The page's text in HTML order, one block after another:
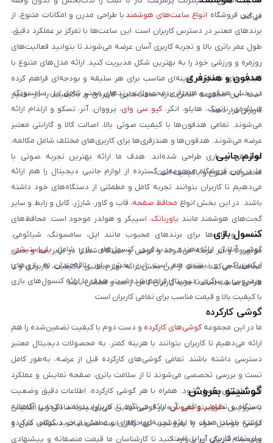
می‌کند.
در این فروشگاه انواع ساعت‌های هوشمند با طراحی مدرن و امکانات متنوع، از
برندهای معتبر در دسترس کاربران است. این ساعت‌ها با تمرکز بر عملکرد دقیق،
طول عمر باتری بالا و تجربه کاربری آسان عرضه می‌شوند تا بتوانید فعالیت‌های
روزمره و ورزشی خود را به بهترین شکل مدیریت کنید. ارائه مدل‌های متنوع با
قابلیت‌های متفاوت، گزینه‌ای مناسب برای هر سلیقه و بودجه‌ای فراهم کرده
است. این مجموعه تلاش دارد ساعت‌هایی کاربردی و باکیفیت را در اختیار
کاربران قرار دهد.
هدفون و هندزفری
در بخش هدفون و هندزفری، محصولات برندهای معتبر شامل اپل، سامسونگ،
شیائومی، ناتینگ، هایلو، انکر، کیو سی وای، پرووان، آنر، تسکو و ارلدام ارائه
می‌شوند. تمامی هدفون‌ها با کیفیت صوتی بالا، اصالت کالا و گارانتی معتبر
عرضه می‌شوند. هدفون‌ها و هندزفری‌ها برای کاربری‌های مختلف شامل مکالمه،
موسیقی و بازی طراحی شده‌اند. هدف ما ارائه بهترین تجربه صوتی با
محصولات متنوع و باکیفیت است.
لوازم جانبی
ما در این فروشگاه مجموعه‌ای گسترده از لوازم جانبی دیجیتال را هم ارائه
می‌دهیم تا کاربران بتوانند تجربه کامل و مطمئنی از دستگاه‌های خود داشته
باشند. در این بخش انواع محافظ صفحه، قاب و کاور، شارژر، کابل و رابط و سایر
گجت‌های هوشمند مانند پاوربانک، اسپیکر و هولدر موجود است. محافظ‌های
صفحه و قاب‌ها برای برندهای محبوب مانند اپل، سامسونگ، شیائومی،
موتورولا و آنر عرضه می‌شوند و گوشی و دستگاه شما را در برابر خط و خش
محافظت می‌کنند. هدف از این بخش ارائه لوازم جانبی باکیفیت، کاربردی و با
طراحی مناسب است تا خرید کاربران کامل، راحت و مطمئن باشد.
کنسول بازی
گوشی آنلاین ارائه‌دهنده جدیدترین کنسول‌های بازی شامل پلی‌استیشن،
ایکس‌باکس و نینتندو هم است. این بخش برای علاقه‌مندان به بازی‌های
ویدیویی و سرگرمی دیجیتال فراهم شده است. هدف ما ارائه کنسول‌های بازی
با کیفیت بالا و قیمت مناسب برای تمامی کاربران است.
گوشی کارکرده
ما در این مجموعه گوشی‌های کارکرده و دست دوم با کیفیت تضمین‌شده را هم
ارائه می‌دهیم تا کاربران بتوانند با هزینه کمتر، به محصولات دیجیتال معتبر
دسترسی داشته باشند. تمامی گوشی‌های کارکرده قبل از عرضه، به‌طور کامل
تست و بررسی تخصصی می‌شوند تا از سلامت باتری، صفحه نمایش و عملکرد
فنی اطمینان حاصل شود. همراه با هر گوشی کارکرده، اطلاعات دقیق وضعیت
دستگاه و تصاویر واقعی آن ارائه می‌شود تا کاربران بتوانند انتخابی آگاهانه
داشته باشند. هدف ما ارائه تجربه‌ای حرفه‌ای و مطمئن از خرید گوشی کارکرده
برای تمام کاربران ایرانی است.
گوشیتو بفروش
با سرویس «گوشیتو بفروش» در گوشی آنلاین، می‌توانید به‌سادگی و با اطمینان
گوشی موبایل خود را بفروشید. تنها کافی است مشخصات دستگاه، مدل و
وضعیت فیزیکی آن را وارد کنید تا کارشناسان ما قیمت منصفانه و پیشنهادی